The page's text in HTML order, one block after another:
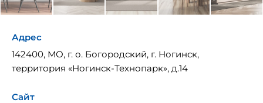
Адрес
142400, МО, г. о. Богородский, г. Ногинск,
территория «Ногинск-Технопарк», д.14
Сайт